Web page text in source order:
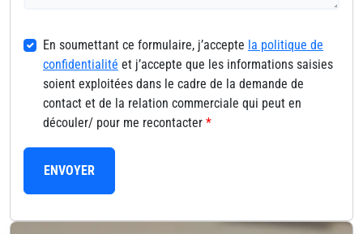
En soumettant ce formulaire, j’accepte la politique de
confidentialité et j’accepte que les informations saisies
soient exploitées dans le cadre de la demande de
contact et de la relation commerciale qui peut en
découler/ pour me recontacter *
ENVOYER